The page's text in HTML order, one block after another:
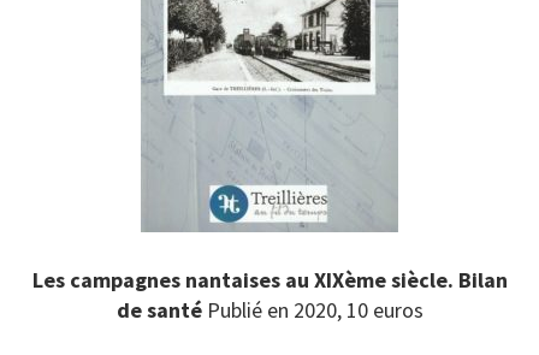
Les campagnes nantaises au XIXème siècle. Bilan
de santé Publié en 2020, 10 euros